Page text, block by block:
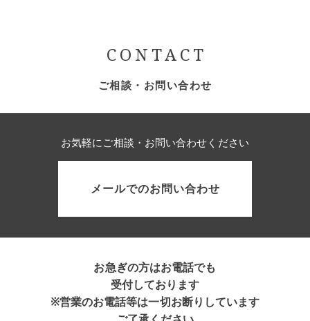
CONTACT
ご相談・お問い合わせ
お気軽にご相談・お問い合わせください
メールでのお問い合わせ
お急ぎの方はお電話でも
受付しております
※営業のお電話等は一切お断りしています